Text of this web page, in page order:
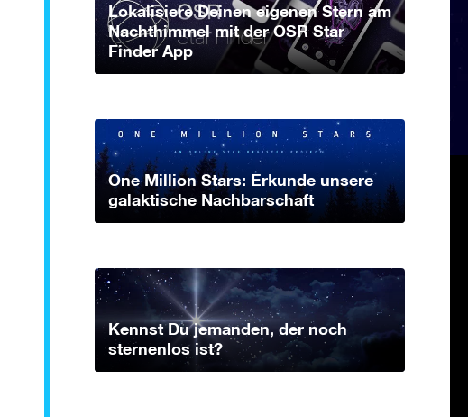
Lokalisiere Deinen eigenen Stern am
Nachthimmel mit der OSR Star
Finder App
One Million Stars: Erkunde unsere
galaktische Nachbarschaft
Kennst Du jemanden, der noch
sternenlos ist?